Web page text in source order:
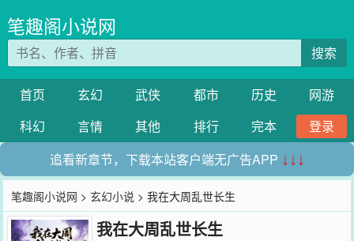
笔趣阁小说网
搜索
首页 玄幻 武侠 都市 历史
网游
科幻
言情 其他 排行 完本
登录
追看新章节，下载本站客户端无广告APP ↓↓↓
笔趣阁小说网 >玄幻小说 > 我在大周乱世长生
我在大周乱世长生